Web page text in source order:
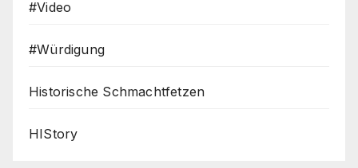
#Video
#Würdigung
Historische Schmachtfetzen
HIStory